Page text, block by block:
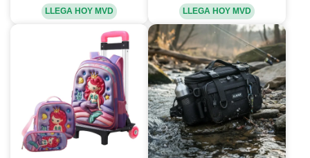
LLEGA HOY MVD LLEGA HOY MVD